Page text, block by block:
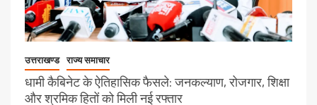
उत्तराखण्ड राज्य समाचार
धामी कैबिनेट के ऐतिहासिक फैसले: जनकल्याण, रोजगार, शिक्षा
और श्रमिक हितों को मिली नई रफ्तार